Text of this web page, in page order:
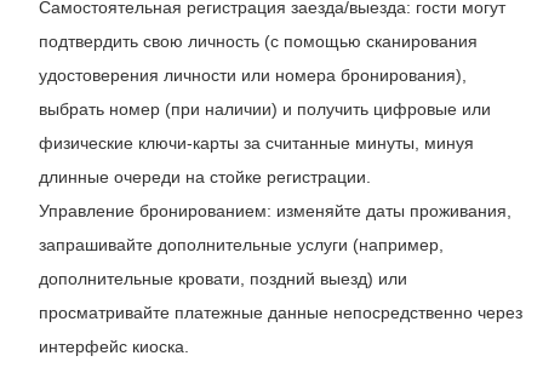
Самостоятельная регистрация заезда/выезда: гости могут
подтвердить свою личность (с помощью сканирования
удостоверения личности или номера бронирования),
выбрать номер (при наличии) и получить цифровые или
физические ключи-карты за считанные минуты, минуя
длинные очереди на стойке регистрации.
Управление бронированием: изменяйте даты проживания,
запрашивайте дополнительные услуги (например,
дополнительные кровати, поздний выезд) или
просматривайте платежные данные непосредственно через
интерфейс киоска.